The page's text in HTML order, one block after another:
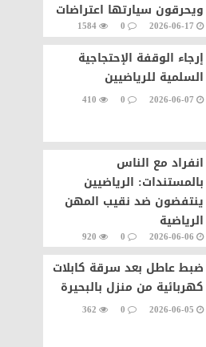
ويحرقون سيارتها اعتراضات
على تنفيذ قرار إزالة..
2026-06-17
0
1584
إرجاء الوقفة الإحتجاجية
السلمية للرياضيين
2026-06-07
0
410
انفراد مع الناس
بالمستندات: الرياضيين
ينتفضون ضد نقيب المهن
الرياضية
2026-06-06
0
920
ضبط عاطل بعد سرقة كابلات
كهربائية من منزل بالبحيرة
2026-06-05
0
362